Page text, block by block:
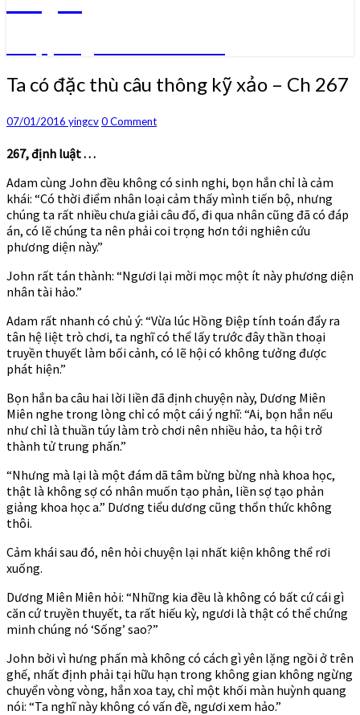
Ta
có
thù
thông
kỹ
xảo
–
Ch
267
Ta có đặc thù câu thông kỹ xảo – Ch 267
07/01/2016 yingcvComments
0 Comment
267, định luật . . .
Adam cùng John đều không có sinh nghi, bọn hắn chỉ là cảm
khái: “Có thời điểm nhân loại cảm thấy mình tiến bộ, nhưng
chúng ta rất nhiều chưa giải câu đố, đi qua nhân cũng đã có đáp
án, có lẽ chúng ta nên phải coi trọng hơn tới nghiên cứu
phương diện này.”
John rất tán thành: “Ngươi lại mời mọc một ít này phương diện
nhân tài hảo.”
Adam rất nhanh có chủ ý: “Vừa lúc Hồng Điệp tính toán đẩy ra
tân hệ liệt trò chơi, ta nghĩ có thể lấy trước đây thần thoại
truyền thuyết làm bối cảnh, có lẽ hội có không tưởng được
phát hiện.”
Bọn hắn ba câu hai lời liền đã định chuyện này, Dương Miên
Miên nghe trong lòng chỉ có một cái ý nghĩ: “Ai, bọn hắn nếu
như chỉ là thuần túy làm trò chơi nên nhiều hảo, ta hội trở
thành tử trung phấn.”
“Nhưng mà lại là một đám dã tâm bừng bừng nhà khoa học,
thật là không sợ có nhân muốn tạo phản, liền sợ tạo phản
giảng khoa học a.” Dương tiểu dương cũng thổn thức không
thôi.
Cảm khái sau đó, nên hỏi chuyện lại nhất kiện không thể rơi
xuống.
Dương Miên Miên hỏi: “Những kia đều là không có bất cứ cái gì
căn cứ truyền thuyết, ta rất hiếu kỳ, ngươi là thật có thể chứng
minh chúng nó ‘Sống’ sao?”
John bởi vì hưng phấn mà không có cách gì yên lặng ngồi ở trên
ghế, nhất định phải tại hữu hạn trong không gian không ngừng
chuyển vòng vòng, hắn xoa tay, chỉ một khối màn huỳnh quang
nói: “Ta nghĩ này không có vấn đề, ngươi xem hảo.”